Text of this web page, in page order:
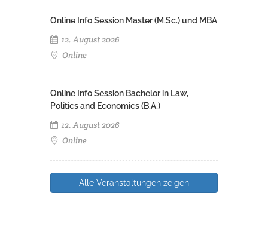
Online Info Session Master (M.Sc.) und MBA
12. August 2026
Online
Online Info Session Bachelor in Law,
Politics and Economics (B.A.)
12. August 2026
Online
Alle Veranstaltungen zeigen